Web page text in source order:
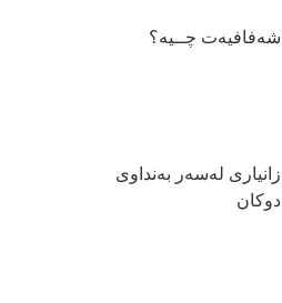
شەفافیەت چــیە؟
زانیاری لەسەر بەنداوی
دوكان